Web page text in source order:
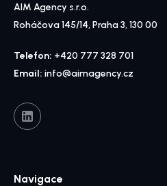
AIM Agency s.r.o.
Roháčova 145/14, Praha 3, 130 00
Telefon: +420 777 328 701
Email: info@aimagency.cz
Navigace